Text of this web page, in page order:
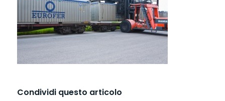
Condividi questo articolo